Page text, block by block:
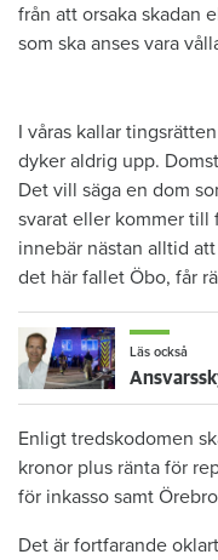
från att orsaka skadan
som ska anses vara
I våras kallar
dyker aldrig upp.
Det vill säga en dom
svarat eller kommer till
innebär nästan alltid
det här fallet Öbo, får
Läs också
Enligt tredskodomen
kronor plus ränta för
för inkasso samt
Det är fortfarande